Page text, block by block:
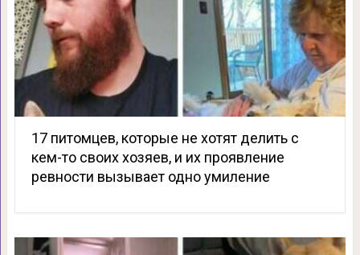
17 питомцев, которые не хотят делить с
кем-то своих хозяев, и их проявление
ревности вызывает одно умиление